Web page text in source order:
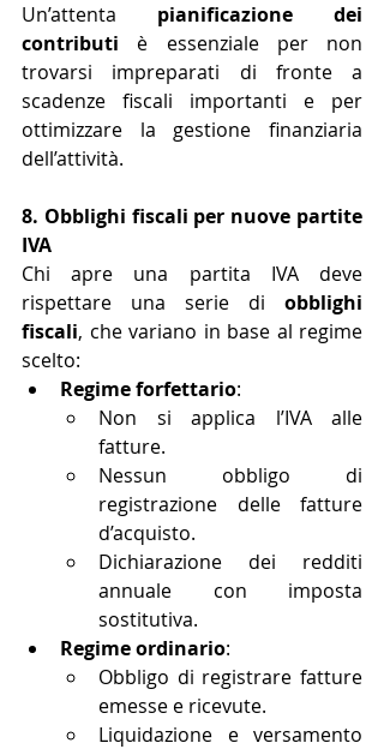
Un’attenta pianificazione dei
contributi è essenziale per non
trovarsi impreparati di fronte a
scadenze fiscali importanti e per
ottimizzare la gestione finanziaria
dell’attività.
8. Obblighi fiscali per nuove partite
IVA
Chi apre una partita IVA deve
rispettare una serie di obblighi
fiscali, che variano in base al regime
scelto:
Regime forfettario:
Non si applica l’IVA alle
fatture.
Nessun obbligo di
registrazione delle fatture
d’acquisto.
Dichiarazione dei redditi
annuale con imposta
sostitutiva.
Regime ordinario:
Obbligo di registrare fatture
emesse e ricevute.
Liquidazione e versamento